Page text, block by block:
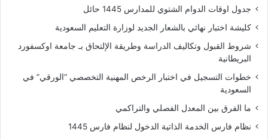
جدول اوقات الدوام الشتوي للمدارس 1445 حائل
كليشة اختبار نهائي بالشعار الجديد لوزارة التعليم السعودية
شروط القبول وتكاليف الدراسة وطريقة الإلتحاق بـ جامعة اوكسفورد
البريطانية
خطوات التسجيل في اختبار الرخص المهنية التخصصي “الورقي” في
السعودية
ما الفرق بين المعدل الفصلي والتراكمي
نظام فارس الخدمة الذاتية الدخول لنظام فارس 1445